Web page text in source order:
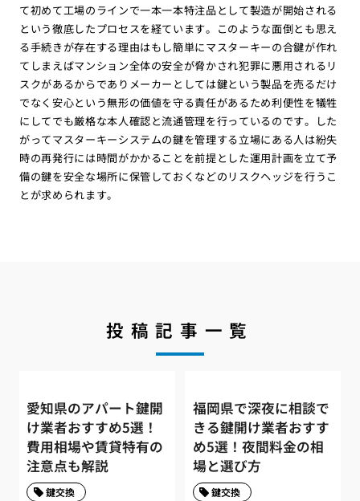
て初めて工場のラインで一本一本特注品として製造が開始される
という徹底したプロセスを経ています。このような面倒とも思え
る手続きが存在する理由はもし簡単にマスターキーの合鍵が作れ
てしまえばマンション全体の安全が脅かされ犯罪に悪用されるリ
スクがあるからでありメーカーとしては鍵という製品を売るだけ
でなく安心という無形の価値を守る責任があるため利便性を犠牲
にしてでも厳格な本人確認と流通管理を行っているのです。した
がってマスターキーシステムの鍵を管理する立場にある人は紛失
時の再発行には時間がかかることを前提とした運用計画を立て予
備の鍵を安全な場所に保管しておくなどのリスクヘッジを行うこ
とが求められます。
投稿記事一覧
愛知県のアパート鍵開
け業者おすすめ5選！
費用相場や賃貸特有の
注意点も解説
鍵交換
福岡県で深夜に相談で
きる鍵開け業者おすす
め5選！夜間料金の相
場と選び方
鍵交換